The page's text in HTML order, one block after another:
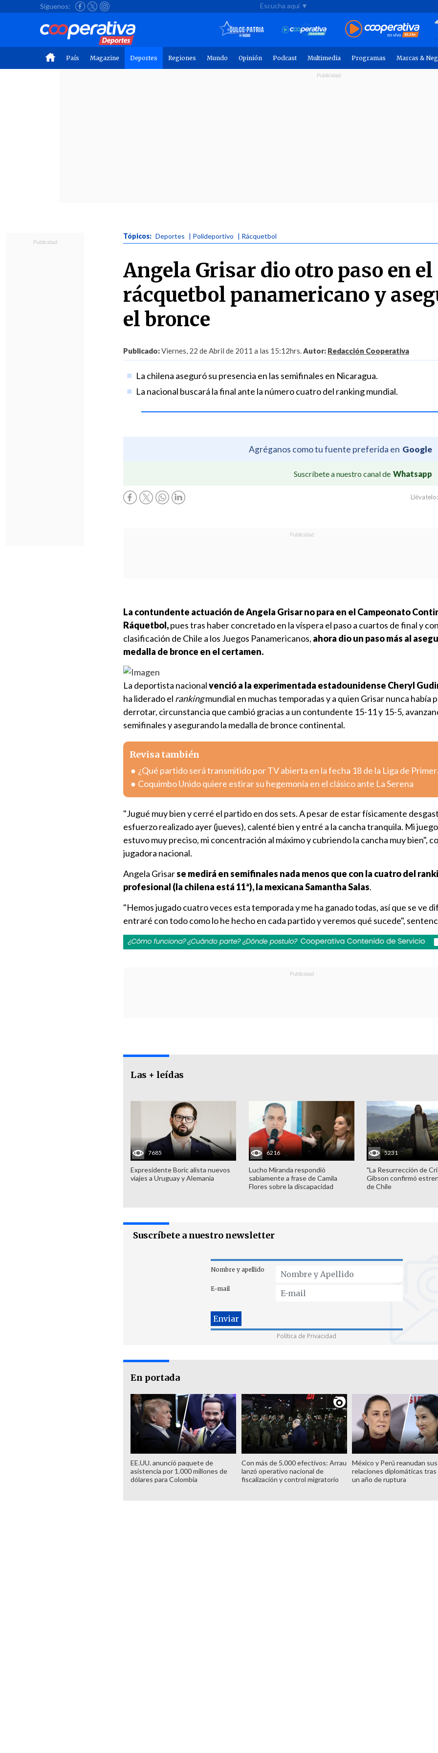
Síguenos: Escucha aquí ▼
País Magazine Deportes Regiones Mundo Opinión Podcast Multimedia Programas Marcas &
Tópicos: Deportes | Polideportivo | Rácquetbol
Angela Grisar dio otro paso en el
rácquetbol panamericano y
el bronce
Publicado:Viernes, 22 de Abril de 2011 a las 15:12hrs.Autor: Redacción Cooperativa
La chilena aseguró su presencia en las semifinales en Nicaragua.
La nacional buscará la final ante la número cuatro del ranking mundial.
Agréganos como tu fuente preferida en Google
Suscríbete a nuestro canal de Whatsapp
Llévatelo:
La contundente actuación de Angela Grisar no para en el Campeonato
Ráquetbol,pues tras haber concretado en la víspera el paso a cuartos de final y
clasificación de Chile a los Juegos Panamericanos, ahora dio un paso más al
medalla de bronce en el certamen.
La deportista nacionalvenció a la experimentada estadounidense Cheryl
ha liderado el rankingmundial en muchas temporadas y a quien Grisar nunca había
derrotar, circunstancia que cambió gracias a un contundente 15-11 y 15-5,
semifinales y asegurando la medalla de bronce continental.
Revisa también
¿Qué partido será transmitido por TV abierta en la fecha 18 de la Liga de
Coquimbo Unido quiere estirar su hegemonía en el clásico ante La Serena
"Jugué muy bien y cerré el partido en dos sets. A pesar de estar físicamente
esfuerzo realizado ayer (jueves), calenté bien y entré a la cancha tranquila. Mi
estuvo muy preciso, mi concentración al máximo y cubriendo la cancha muy bien",
jugadora nacional.
Angela Grisarse medirá en semifinales nada menos que con la cuatro del
profesional (la chilena está 11ª), la mexicana Samantha Salas.
"Hemos jugado cuatro veces esta temporada y me ha ganado todas, así que se ve
entraré con todo como lo he hecho en cada partido y veremos qué sucede",
Las + leídas
7685
Expresidente Boric alista nuevos
viajes a Uruguay y Alemania
6216
Lucho Miranda respondió
sabiamente a frase de Camila
Flores sobre la discapacidad
5231
"La Resurrección de
Gibson confirmó
de Chile
Suscríbete a nuestro newsletter
Nombre y apellido
E-mail
Política de Privacidad
En portada
EE.UU. anunció paquete de
asistencia por 1.000 millones de
dólares para Colombia
Con más de 5.000 efectivos: Arrau
lanzó operativo nacional de
fiscalización y control migratorio
México y Perú reanudan sus
relaciones diplomáticas tras
un año de ruptura